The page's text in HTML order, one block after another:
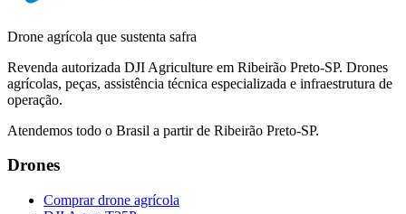
Drone agrícola que sustenta safra
Revenda autorizada DJI Agriculture em Ribeirão Preto-SP. Drones
agrícolas, peças, assistência técnica especializada e infraestrutura de
operação.
Atendemos todo o Brasil a partir de Ribeirão Preto-SP.
Drones
Comprar drone agrícola